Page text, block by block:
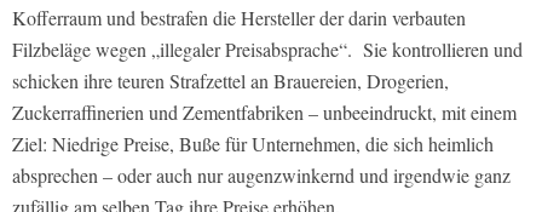
Kofferraum und bestrafen die Hersteller der darin verbauten
Filzbeläge wegen „illegaler Preisabsprache“. Sie kontrollieren und
schicken ihre teuren Strafzettel an Brauereien, Drogerien,
Zuckerraffinerien und Zementfabriken – unbeeindruckt, mit einem
Ziel: Niedrige Preise, Buße für Unternehmen, die sich heimlich
absprechen – oder auch nur augenzwinkernd und irgendwie ganz
zufällig am selben Tag ihre Preise erhöhen.